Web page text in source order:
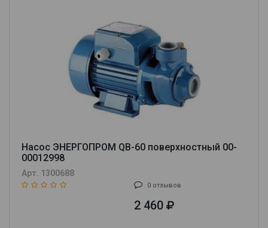
Насос ЭНЕРГОПРОМ QB-60 поверхностный 00-
00012998
Арт. 1300688
0 отзывов
2 460